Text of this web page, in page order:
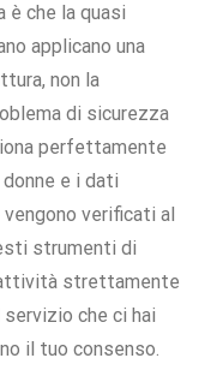
che la quasi
applicano una
non la
di sicurezza
perfettamente
e i dati
verificati al
strumenti di
strettamente
che ci hai
il tuo consenso.